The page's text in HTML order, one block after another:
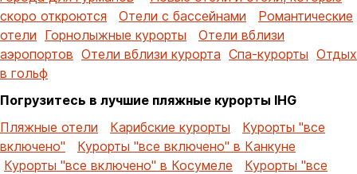
скоро откроются
Отели с бассейнами
Романтические
отели Горнолыжные курорты
Отели вблизи
аэропортов Отели вблизи курорта Спа-курорты Отдых
в гольф
Погрузитесь в лучшие пляжные курорты IHG
Пляжные отели
Карибские курорты
Курорты "все
включено"
Курорты "все включено" в Канкуне
Курорты "все включено" в Косумеле
Курорты "все